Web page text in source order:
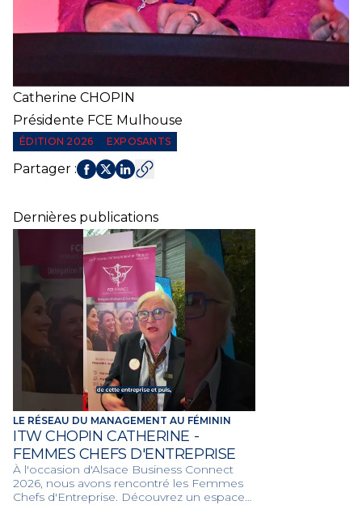
Catherine CHOPIN
Présidente FCE Mulhouse
ÉDITION 2026 EXPOSANTS
Partager :
Dernières publications
LE RÉSEAU DU MANAGEMENT AU FÉMININ
ITW CHOPIN CATHERINE -
FEMMES CHEFS D'ENTREPRISE
À l'occasion d'Alsace Business Connect
2026, nous avons rencontré les Femmes
Chefs d'Entreprise. Découvrez un espace